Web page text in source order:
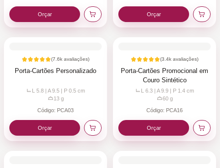
Orçar Orçar
(7.6k avaliações)
Porta-Cartões Personalizado
L 5.8 | A 9.5 | P 0.5 cm
13g
Código: PCA03
Orçar
(3.4k avaliações)
Porta-Cartões Promocional em
Couro Sintético
L 6.3 | A 9.9 | P 1.4 cm
60g
Código: PCA16
Orçar